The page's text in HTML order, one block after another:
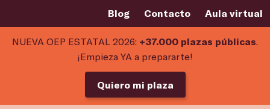
Blog Contacto Aula virtual
NUEVA OEP ESTATAL 2026: +37.000 plazas públicas.
¡Empieza YA a prepararte!
Quiero mi plaza